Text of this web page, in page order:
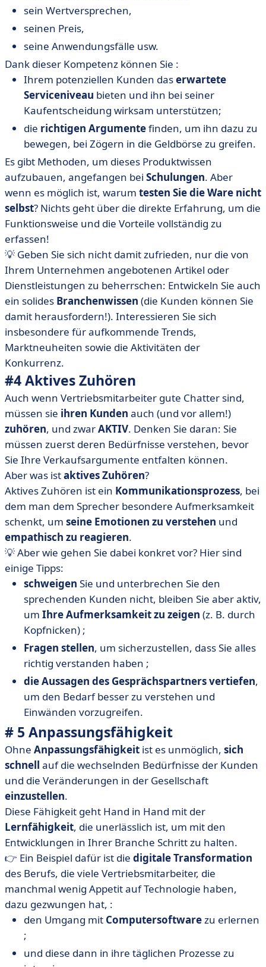
sein Wertversprechen,
seinen Preis,
seine Anwendungsfälle usw.
Dank dieser Kompetenz können Sie :
Ihrem potenziellen Kunden daserwartete
Serviceniveau bieten und ihn bei seiner
Kaufentscheidung wirksam unterstützen;
die richtigen Argumentefinden, um ihn dazu zu
bewegen, bei Zögern in die Geldbörse zu greifen.
Es gibt Methoden, um dieses Produktwissen
aufzubauen, angefangen bei Schulungen. Aber
wenn es möglich ist, warum testen Sie die Ware nicht
selbst? Nichts geht über die direkte Erfahrung, um die
Funktionsweise und die Vorteile vollständig zu
erfassen!
💡 Geben Sie sich nicht damit zufrieden, nur die von
Ihrem Unternehmen angebotenen Artikel oder
Dienstleistungen zu beherrschen: Entwickeln Sie auch
ein solides Branchenwissen (die Kunden können Sie
damit herausfordern!). Interessieren Sie sich
insbesondere für aufkommende Trends,
Marktneuheiten sowie die Aktivitäten der
Konkurrenz.
#4 Aktives Zuhören
Auch wenn Vertriebsmitarbeiter gute Chatter sind,
müssen sie ihren Kunden auch (und vor allem!)
zuhören, und zwarAKTIV. Denken Sie daran: Sie
müssen zuerst deren Bedürfnisse verstehen, bevor
Sie Ihre Verkaufsargumente entfalten können.
Aber was istaktives Zuhören?
Aktives Zuhören ist ein Kommunikationsprozess, bei
dem man dem Sprecher besondere Aufmerksamkeit
schenkt, um seine Emotionen zu verstehen und
empathisch zu reagieren.
💡 Aber wie gehen Sie dabei konkret vor? Hier sind
einige Tipps:
schweigen Sie und unterbrechen Sie den
sprechenden Kunden nicht, bleiben Sie aber aktiv,
um Ihre Aufmerksamkeit zu zeigen (z. B. durch
Kopfnicken) ;
Fragen stellen, um sicherzustellen, dass Sie alles
richtig verstanden haben ;
die Aussagen des Gesprächspartners vertiefen,
um den Bedarf besser zu verstehen und
Einwänden vorzugreifen.
# 5 Anpassungsfähigkeit
Ohne Anpassungsfähigkeit ist es unmöglich, sich
schnell auf die wechselnden Bedürfnisse der Kunden
und die Veränderungen in der Gesellschaft
einzustellen.
Diese Fähigkeit geht Hand in Hand mit der
Lernfähigkeit, die unerlässlich ist, um mit den
Entwicklungen in Ihrer Branche Schritt zu halten.
👉 Ein Beispiel dafür ist die digitale Transformation
des Berufs, die viele Vertriebsmitarbeiter, die
manchmal wenig Appetit auf Technologie haben,
dazu gezwungen hat, :
den Umgang mit Computersoftwarezu erlernen
;
und diese dann in ihre täglichen Prozesse zu